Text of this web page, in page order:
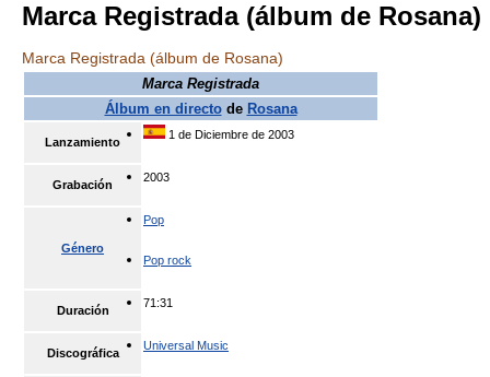
Marca Registrada (álbum de Rosana)
Marca Registrada (álbum de Rosana)
Marca Registrada
Álbum en directode Rosana
Lanzamiento
1 de Diciembre de 2003
Grabación
2003
Género
Pop
Pop rock
Duración
71:31
Discográfica
Universal Music